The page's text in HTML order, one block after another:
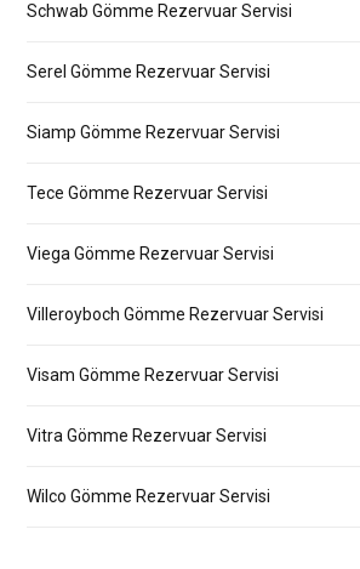
Schwab Gömme Rezervuar Servisi
Serel Gömme Rezervuar Servisi
Siamp Gömme Rezervuar Servisi
Tece Gömme Rezervuar Servisi
Viega Gömme Rezervuar Servisi
Villeroyboch Gömme Rezervuar Servisi
Visam Gömme Rezervuar Servisi
Vitra Gömme Rezervuar Servisi
Wilco Gömme Rezervuar Servisi